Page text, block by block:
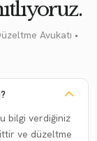
Avukatı •
bilgi verdiğiniz
ve düzeltme